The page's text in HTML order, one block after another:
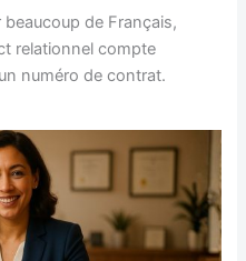
beaucoup de Français,
relationnel compte
numéro de contrat.